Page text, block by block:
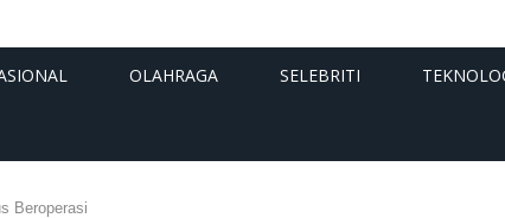
OLAHRAGA SELEBRITI
Beroperasi